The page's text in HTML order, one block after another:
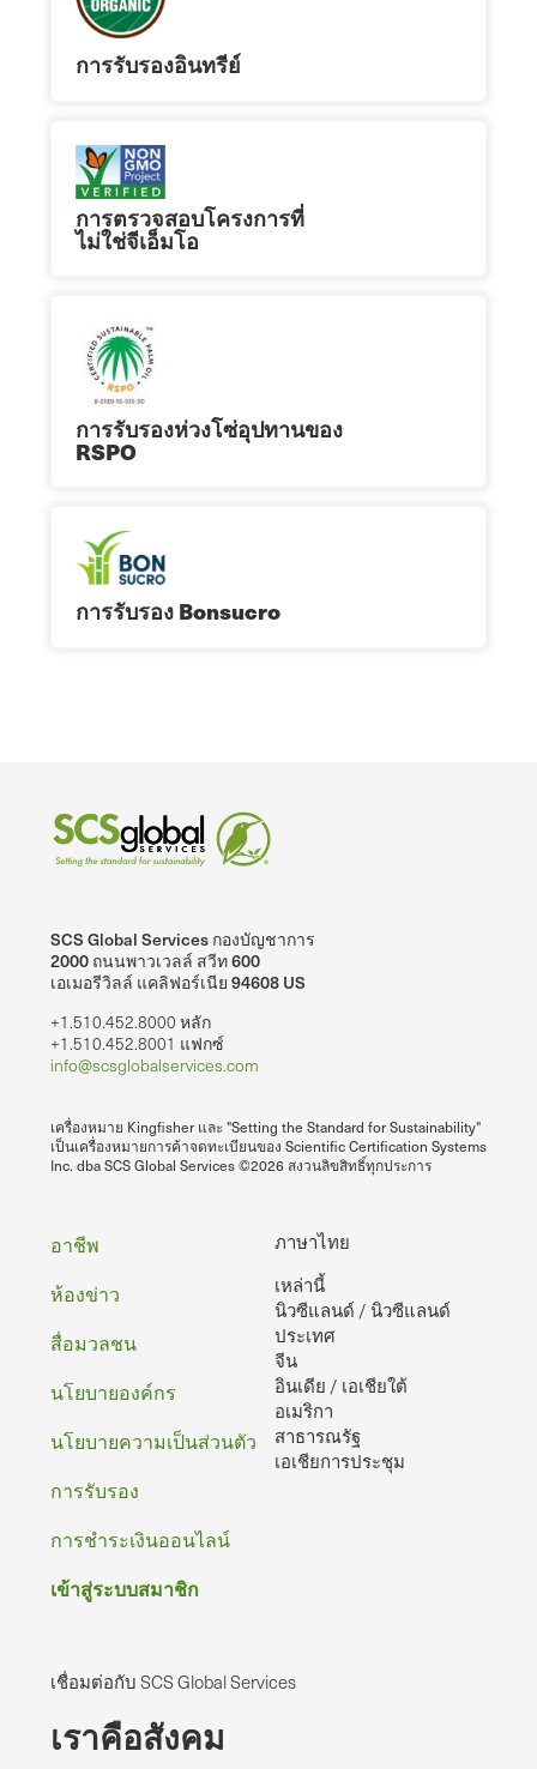
การรับรองอินทรีย์
การตรวจสอบโครงการที่
ไม่ใช่จีเอ็มโอ
การรับรองห่วงโซ่อุปทานของ
RSPO
การรับรอง Bonsucro
SCS Global Services กองบัญชาการ
2000 ถนนพาวเวลล์ สวีท 600
เอเมอรีวิลล์ แคลิฟอร์เนีย 94608 US
+1.510.452.8000 หลัก
+1.510.452.8001 แฟกซ์
info@scsglobalservices.com
เครื่องหมาย Kingfisher และ "Setting the Standard for Sustainability"
เป็นเครื่องหมายการค้าจดทะเบียนของ Scientific Certification Systems
Inc. dba SCS Global Services ©2026 สงวนลิขสิทธิ์ทุกประการ
ภาษาไทย
เหล่านี้
นิวซีแลนด์ / นิวซีแลนด์
ประเทศ
จีน
อินเดีย / เอเชียใต้
อเมริกา
สาธารณรัฐ
เอเชียการประชุม
ท้าย
กระดาษ
อาชีพ
ห้องข่าว
สื่อมวลชน
นโยบายองค์กร
นโยบายความเป็นส่วนตัว
การรับรอง
การชําระเงินออนไลน์
เข้าสู่ระบบสมาชิก
เชื่อมต่อกับ SCS Global Services
เราคือสังคม